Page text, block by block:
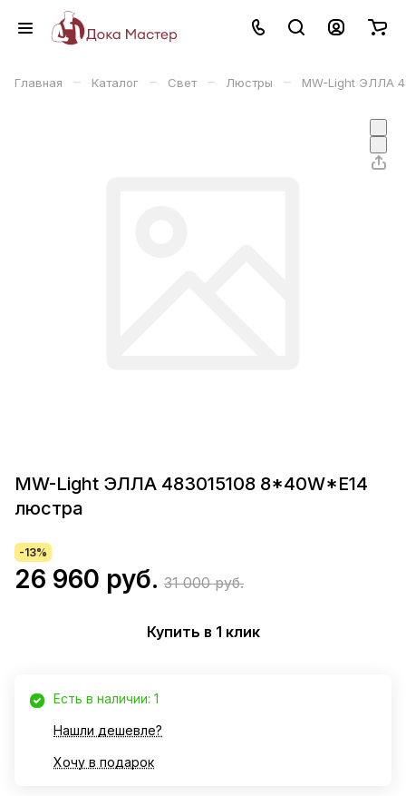
Главная – Каталог – Свет – Люстры – MW-Light ЭЛЛА
MW-Light ЭЛЛА 483015108 8*40W*Е14
люстра
-13%
26 960 руб. 31 000 руб.
Купить в 1 клик
Есть в наличии: 1
Нашли дешевле?
Хочу в подарок